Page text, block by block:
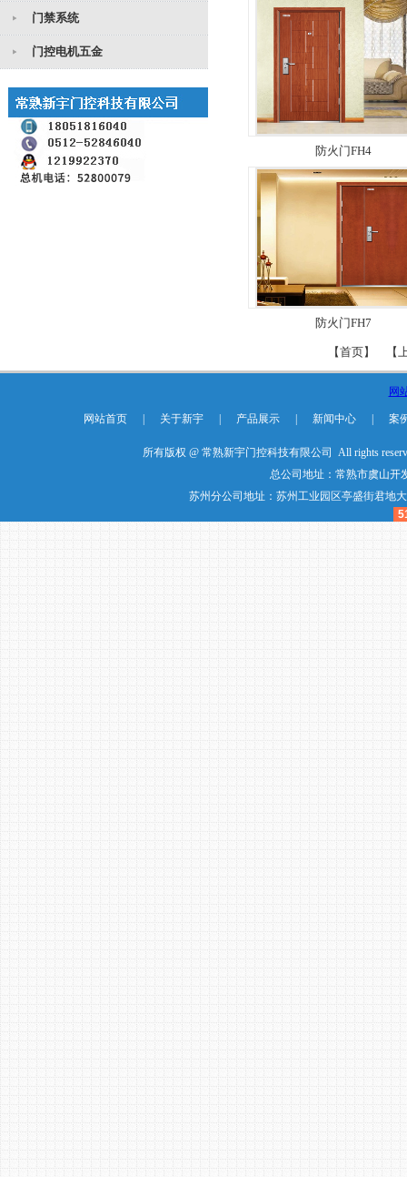
门禁系统
门控电机五金
防火门FH4
防火门FH7
【首页】 【
网
网站首页 关于新宇 产品展示 新闻中心 案
所有版权 @ 常熟新宇门控科技有限公司 All rights
总公司地址：常熟市虞山开
苏州分公司地址：苏州工业园区亭盛街君地